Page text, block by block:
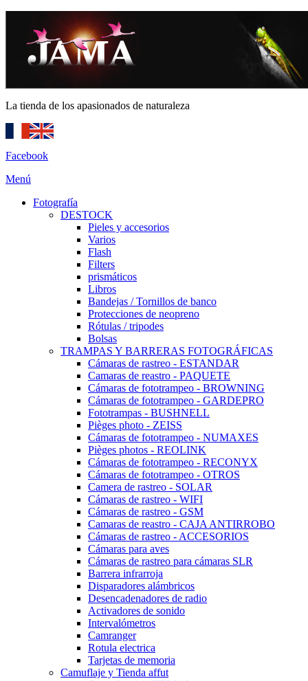
La tienda de los apasionados de naturaleza
Facebook
Menú
Fotografía
DESTOCK
Pieles y accesorios
Varios
Flash
Filters
prismáticos
Libros
Bandejas / Tornillos de banco
Protecciones de neopreno
Rótulas / tripodes
Bolsas
TRAMPAS Y BARRERAS FOTOGRÁFICAS
Cámaras de rastreo - ESTANDAR
Camaras de reastro - PAQUETE
Cámaras de fototrampeo - BROWNING
Cámaras de fototrampeo - GARDEPRO
Fototrampas - BUSHNELL
Pièges photo - ZEISS
Cámaras de fototrampeo - NUMAXES
Pièges photos - REOLINK
Cámaras de fototrampeo - RECONYX
Cámaras de fototrampeo - OTROS
Camera de rastreo - SOLAR
Cámaras de rastreo - WIFI
Cámaras de rastreo - GSM
Camaras de reastro - CAJA ANTIRROBO
Cámaras de rastreo - ACCESORIOS
Cámaras para aves
Cámaras de rastreo para cámaras SLR
Barrera infrarroja
Disparadores alámbricos
Desencadenadores de radio
Activadores de sonido
Intervalómetros
Camranger
Rotula electrica
Tarjetas de memoria
Camuflaje y Tienda affut